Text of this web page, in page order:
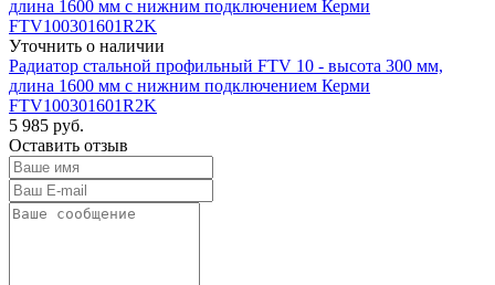
Уточнить о наличии
Радиатор стальной профильный FTV 10 - высота 300 мм,
длина 1600 мм с нижним подключением Керми
FTV100301601R2K
5 985 руб.
Оставить отзыв